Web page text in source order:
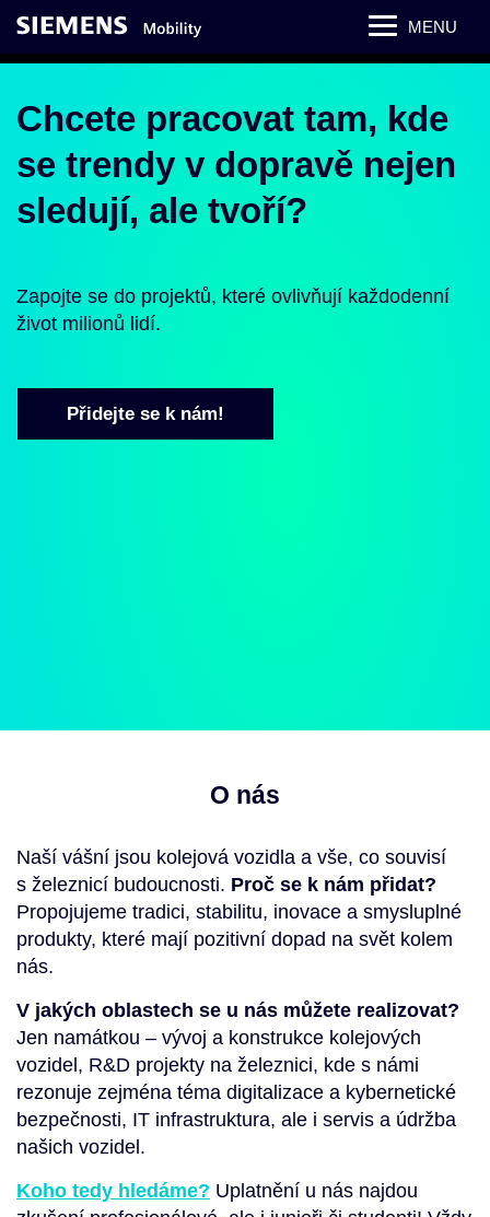
MENU
Chcete pracovat tam, kde
se trendy v dopravě nejen
sledují, ale tvoří?
Zapojte se do projektů, které ovlivňují každodenní
život milionů lidí.
Přidejte se k nám!
O nás
Naší vášní jsou kolejová vozidla a vše, co souvisí
s železnicí budoucnosti. Proč se k nám přidat?
Propojujeme tradici, stabilitu, inovace a smysluplné
produkty, které mají pozitivní dopad na svět kolem
nás.
V jakých oblastech se u nás můžete realizovat?
Jen namátkou – vývoj a konstrukce kolejových
vozidel, R&D projekty na železnici, kde s námi
rezonuje zejména téma digitalizace a kybernetické
bezpečnosti, IT infrastruktura, ale i servis a údržba
našich vozidel.
Koho tedy hledáme? Uplatnění u nás najdou